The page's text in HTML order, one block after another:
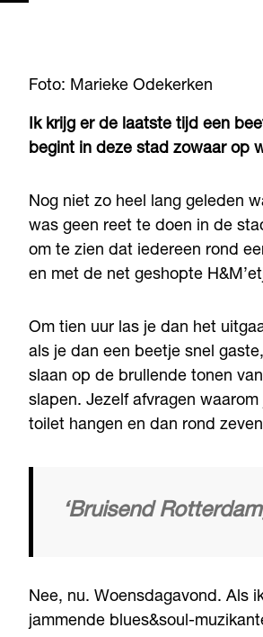
Foto: Marieke Odekerken
Ik krijg er de laatste tijd een
begint in deze stad zowaar op
Nog niet zo heel lang geleden
was geen reet te doen in de
om te zien dat iedereen rond
en met de net geshopte
Om tien uur las je dan het
als je dan een beetje snel
slaan op de brullende tonen
slapen. Jezelf afvragen
toilet hangen en dan rond
‘Bruisend
Nee, nu. Woensdagavond. Als
jammende blues&soul-